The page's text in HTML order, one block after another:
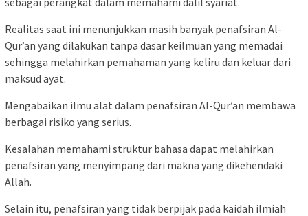
Realitas saat ini menunjukkan masih banyak penafsiran Al-
Qur’an yang dilakukan tanpa dasar keilmuan yang memadai
sehingga melahirkan pemahaman yang keliru dan keluar dari
maksud ayat.
Mengabaikan ilmu alat dalam penafsiran Al-Qur’an membawa
berbagai risiko yang serius.
Kesalahan memahami struktur bahasa dapat melahirkan
penafsiran yang menyimpang dari makna yang dikehendaki
Allah.
Selain itu, penafsiran yang tidak berpijak pada kaidah ilmiah